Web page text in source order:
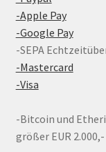
-Apple Pay
-Google Pay
-SEPA
-Mastercard
-Visa
-Bitcoin und
größer EUR 2.000,-